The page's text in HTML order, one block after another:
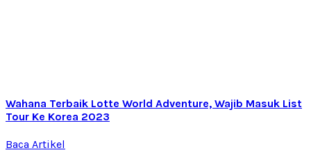
Wahana Terbaik Lotte World Adventure, Wajib Masuk List
Tour Ke Korea 2023
Baca Artikel